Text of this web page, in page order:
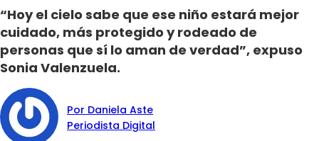
“Hoy el cielo sabe que ese niño estará mejor
cuidado, más protegido y rodeado de
personas que sí lo aman de verdad”, expuso
Sonia Valenzuela.
Por Daniela Aste
Periodista Digital